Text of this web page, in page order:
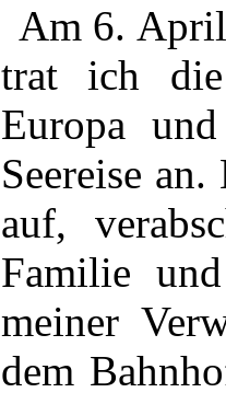
Am 6. April
trat ich die
Europa
Seereise
auf,
Familie
meiner
dem